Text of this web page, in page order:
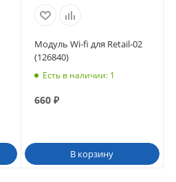
Модуль Wi-fi для Retail-02
(126840)
Есть в наличии: 1
660₽
В корзину